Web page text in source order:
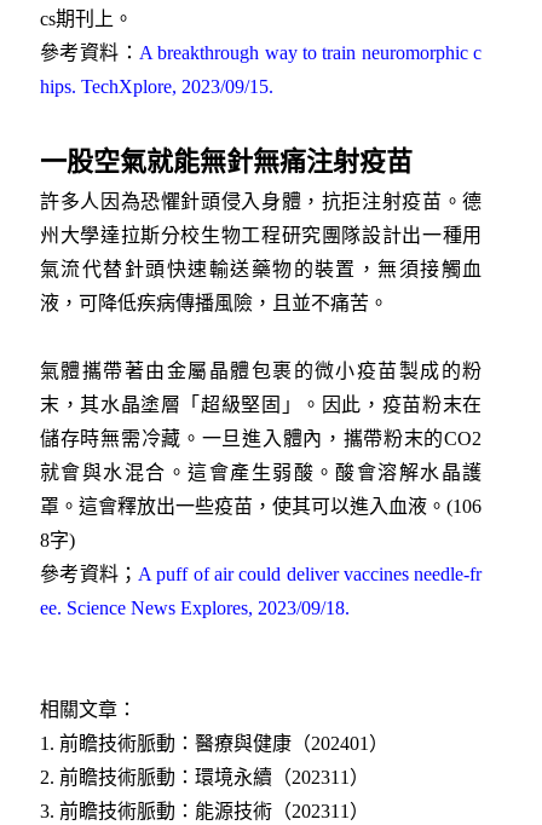
cs期刊上。
參考資料： A breakthrough way to train neuromorphic c
hips. TechXplore, 2023/09/15.
一股空氣就能無針無痛注射疫苗
許多人因為恐懼針頭侵入身體，抗拒注射疫苗。德
州大學達拉斯分校生物工程研究團隊設計出一種用
氣流代替針頭快速輸送藥物的裝置，無須接觸血
液，可降低疾病傳播風險，且並不痛苦。
氣體攜帶著由金屬晶體包裹的微小疫苗製成的粉
末，其水晶塗層「超級堅固」。因此，疫苗粉末在
儲存時無需冷藏。一旦進入體內，攜帶粉末的CO2
就會與水混合。這會產生弱酸。酸會溶解水晶護
罩。這會釋放出一些疫苗，使其可以進入血液。(106
8字)
參考資料； A puff of air could deliver vaccines needle-fr
ee. Science News Explores, 2023/09/18.
相關文章：
1. 前瞻技術脈動：醫療與健康（202401）
2. 前瞻技術脈動：環境永續（202311）
3. 前瞻技術脈動：能源技術（202311）